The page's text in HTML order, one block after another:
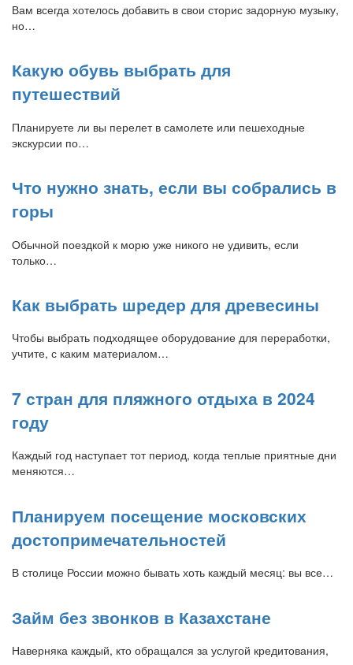
Вам всегда хотелось добавить в свои сторис задорную музыку,
но…
Какую обувь выбрать для
путешествий
Планируете ли вы перелет в самолете или пешеходные
экскурсии по…
Что нужно знать, если вы собрались в
горы
Обычной поездкой к морю уже никого не удивить, если
только…
Как выбрать шредер для древесины
Чтобы выбрать подходящее оборудование для переработки,
учтите, с каким материалом…
7 стран для пляжного отдыха в 2024
году
Каждый год наступает тот период, когда теплые приятные дни
меняются…
Планируем посещение московских
достопримечательностей
В столице России можно бывать хоть каждый месяц: вы все…
Займ без звонков в Казахстане
Наверняка каждый, кто обращался за услугой кредитования,